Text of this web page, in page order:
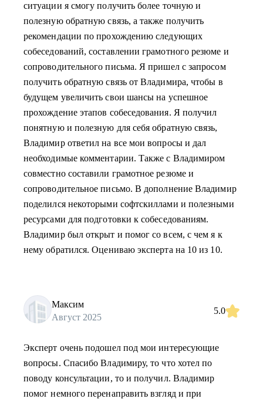
ситуации я смогу получить более точную и
полезную обратную связь, а также получить
рекомендации по прохождению следующих
собеседований, составлении грамотного резюме и
сопроводительного письма. Я пришел с запросом
получить обратную связь от Владимира, чтобы в
будущем увеличить свои шансы на успешное
прохождение этапов собеседования. Я получил
понятную и полезную для себя обратную связь,
Владимир ответил на все мои вопросы и дал
необходимые комментарии. Также с Владимиром
совместно составили грамотное резюме и
сопроводительное письмо. В дополнение Владимир
поделился некоторыми софтскиллами и полезными
ресурсами для подготовки к собеседованиям.
Владимир был открыт и помог со всем, с чем я к
нему обратился. Оцениваю эксперта на 10 из 10.
Максим
Август 2025
5.0
Эксперт очень подошел под мои интересующие
вопросы. Спасибо Владимиру, то что хотел по
поводу консультации, то и получил. Владимир
помог немного перенаправить взгляд и при